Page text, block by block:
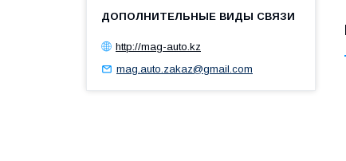
http://mag-auto.kz
mag.auto.zakaz@gmail.com